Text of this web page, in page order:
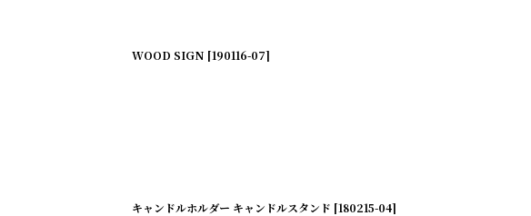
WOOD SIGN [190116-07]
キャンドルホルダー キャンドルスタンド [180215-04]